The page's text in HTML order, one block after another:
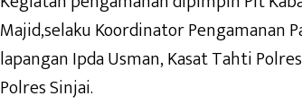
Majid,selaku Koordinator Pengamanan
lapangan Ipda Usman, Kasat Tahti
Polres Sinjai.